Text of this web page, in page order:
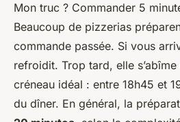
Mon truc ? Commander 5
Beaucoup de pizzerias
commande passée. Si vous
refroidit. Trop tard, elle
créneau idéal : entre 18h45 et
du dîner. En général, la